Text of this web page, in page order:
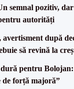
semnal pozitiv,
autorități
după
să revină la
pentru Bolojan:
de forță majoră”